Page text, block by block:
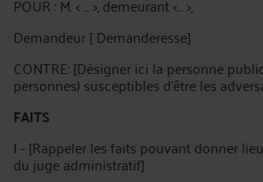
POUR : M. < ... >, demeurant <... >,
Demandeur [ Demanderesse]
CONTRE: [Désigner ici la personne
personnes) susceptibles d'être les
FAITS
I - [Rappeler les faits pouvant donner
du juge administratif]